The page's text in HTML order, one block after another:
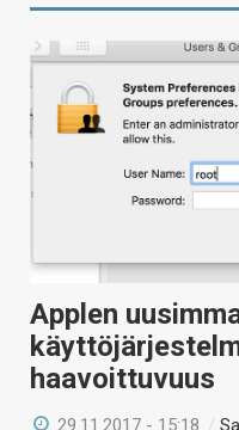
Applen
haavoittuvuus
29.11.2017 - 15:18 /